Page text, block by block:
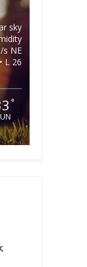
sky
s NE
L 26
°